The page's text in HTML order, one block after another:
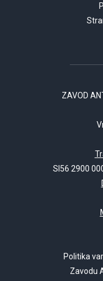
ZAVOD
SI56 2900
Politika
Zavodu